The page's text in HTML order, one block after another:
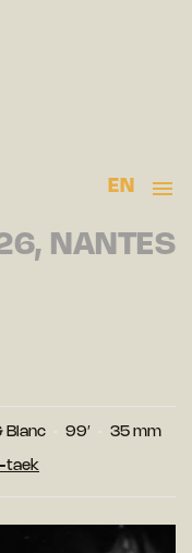
EN
NANTES
Blanc 99′ 35 mm
taek